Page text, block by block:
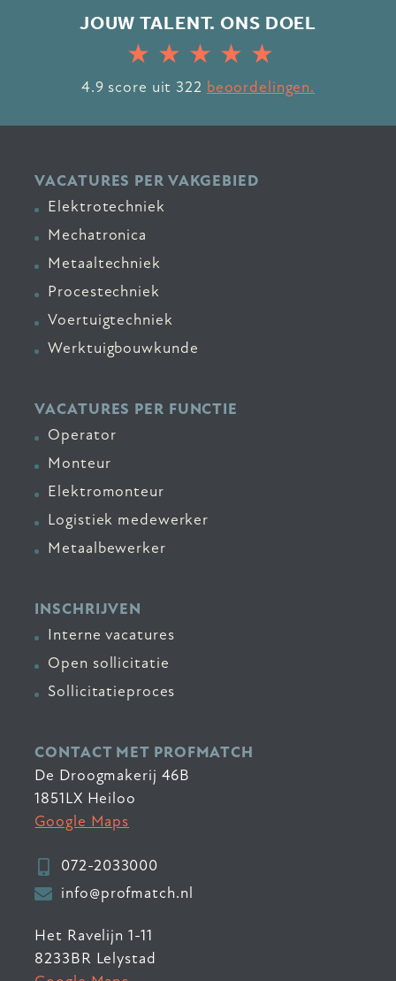
JOUW TALENT. ONS DOEL
4.9 score uit 322 beoordelingen.
VACATURES PER VAKGEBIED
Elektrotechniek
Mechatronica
Metaaltechniek
Procestechniek
Voertuigtechniek
Werktuigbouwkunde
VACATURES PER FUNCTIE
Operator
Monteur
Elektromonteur
Logistiek medewerker
Metaalbewerker
INSCHRIJVEN
Interne vacatures
Open sollicitatie
Sollicitatieproces
CONTACT MET PROFMATCH
De Droogmakerij 46B
1851LX Heiloo
Google Maps
072-2033000
info@profmatch.nl
Het Ravelijn 1-11
8233BR Lelystad